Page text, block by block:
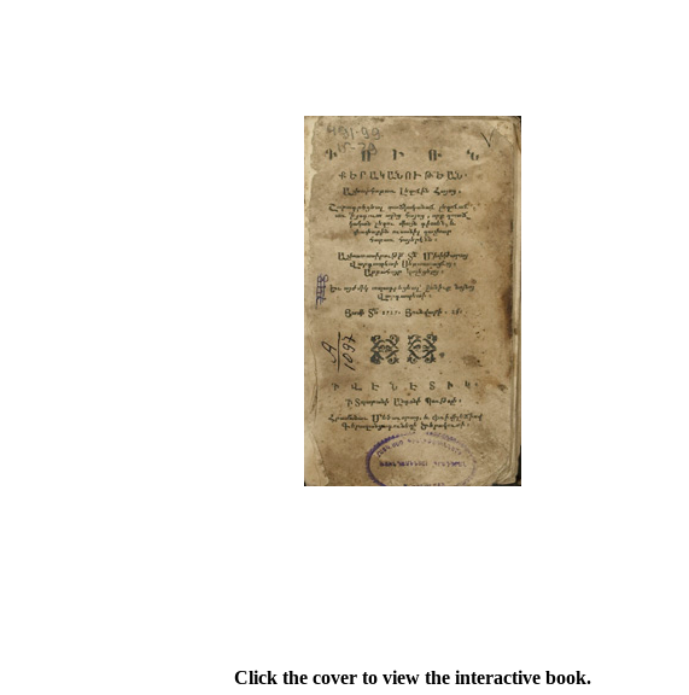
Click the cover to view the interactive book.